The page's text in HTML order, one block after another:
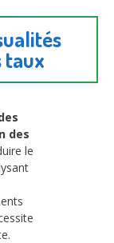
taux
des
le